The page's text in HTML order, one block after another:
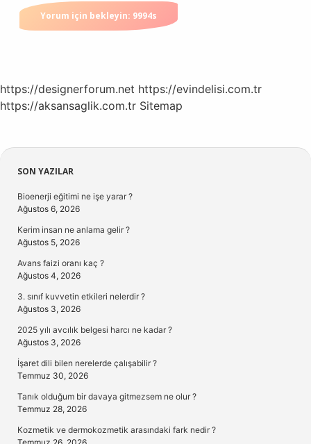
https://designerforum.net https://evindelisi.com.tr
https://aksansaglik.com.tr Sitemap
Sidebar
SON YAZILAR
Bioenerji eğitimi ne işe yarar ?
Ağustos 6, 2026
Kerim insan ne anlama gelir ?
Ağustos 5, 2026
Avans faizi oranı kaç ?
Ağustos 4, 2026
3. sınıf kuvvetin etkileri nelerdir ?
Ağustos 3, 2026
2025 yılı avcılık belgesi harcı ne kadar ?
Ağustos 3, 2026
İşaret dili bilen nerelerde çalışabilir ?
Temmuz 30, 2026
Tanık olduğum bir davaya gitmezsem ne olur ?
Temmuz 28, 2026
Kozmetik ve dermokozmetik arasındaki fark nedir ?